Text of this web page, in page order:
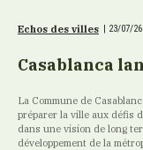
Echos des villes | 23/07/26
Casablanca
La Commune de
préparer la ville aux défis
dans une vision de long
développement de la